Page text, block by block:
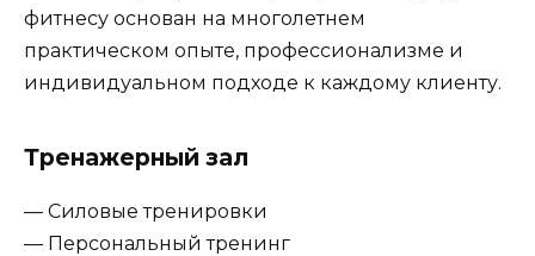
фитнесу основан на многолетнем
практическом опыте, профессионализме и
индивидуальном подходе к каждому клиенту.
Тренажерный зал
— Силовые тренировки
— Персональный тренинг